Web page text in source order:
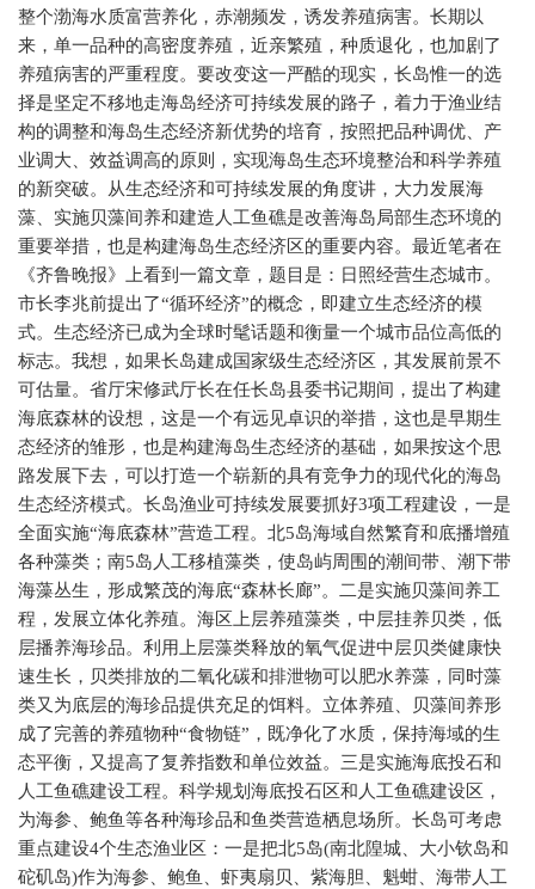
整个渤海水质富营养化，赤潮频发，诱发养殖病害。长期以
来，单一品种的高密度养殖，近亲繁殖，种质退化，也加剧了
养殖病害的严重程度。要改变这一严酷的现实，长岛惟一的选
择是坚定不移地走海岛经济可持续发展的路子，着力于渔业结
构的调整和海岛生态经济新优势的培育，按照把品种调优、产
业调大、效益调高的原则，实现海岛生态环境整治和科学养殖
的新突破。从生态经济和可持续发展的角度讲，大力发展海
藻、实施贝藻间养和建造人工鱼礁是改善海岛局部生态环境的
重要举措，也是构建海岛生态经济区的重要内容。最近笔者在
《齐鲁晚报》上看到一篇文章，题目是：日照经营生态城市。
市长李兆前提出了“循环经济”的概念，即建立生态经济的模
式。生态经济已成为全球时髦话题和衡量一个城市品位高低的
标志。我想，如果长岛建成国家级生态经济区，其发展前景不
可估量。省厅宋修武厅长在任长岛县委书记期间，提出了构建
海底森林的设想，这是一个有远见卓识的举措，这也是早期生
态经济的雏形，也是构建海岛生态经济的基础，如果按这个思
路发展下去，可以打造一个崭新的具有竞争力的现代化的海岛
生态经济模式。长岛渔业可持续发展要抓好3项工程建设，一是
全面实施“海底森林”营造工程。北5岛海域自然繁育和底播增殖
各种藻类；南5岛人工移植藻类，使岛屿周围的潮间带、潮下带
海藻丛生，形成繁茂的海底“森林长廊”。二是实施贝藻间养工
程，发展立体化养殖。海区上层养殖藻类，中层挂养贝类，低
层播养海珍品。利用上层藻类释放的氧气促进中层贝类健康快
速生长，贝类排放的二氧化碳和排泄物可以肥水养藻，同时藻
类又为底层的海珍品提供充足的饵料。立体养殖、贝藻间养形
成了完善的养殖物种“食物链”，既净化了水质，保持海域的生
态平衡，又提高了复养指数和单位效益。三是实施海底投石和
人工鱼礁建设工程。科学规划海底投石区和人工鱼礁建设区，
为海参、鲍鱼等各种海珍品和鱼类营造栖息场所。长岛可考虑
重点建设4个生态渔业区：一是把北5岛(南北隍城、大小钦岛和
砣矶岛)作为海参、鲍鱼、虾夷扇贝、紫海胆、魁蚶、海带人工